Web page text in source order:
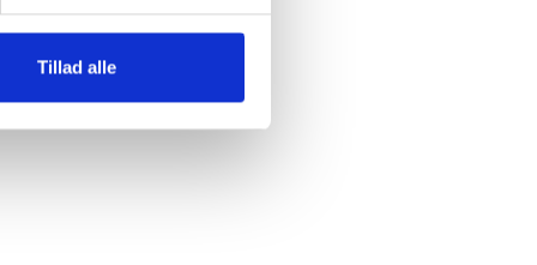
Tillad alle
kantine, multisal samt